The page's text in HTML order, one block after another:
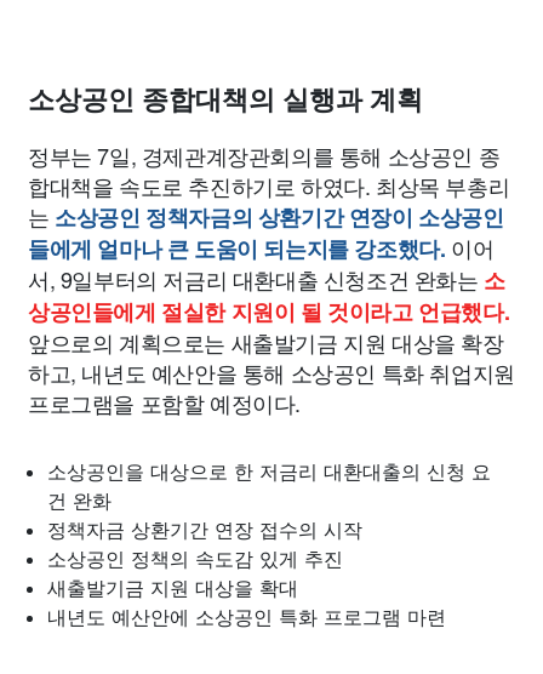
소상공인 종합대책의 실행과 계획
정부는 7일, 경제관계장관회의를 통해 소상공인 종
합대책을 속도로 추진하기로 하였다. 최상목 부총리
는 소상공인 정책자금의 상환기간 연장이 소상공인
들에게 얼마나 큰 도움이 되는지를 강조했다. 이어
서, 9일부터의 저금리 대환대출 신청조건 완화는 소
상공인들에게 절실한 지원이 될 것이라고 언급했다.
앞으로의 계획으로는 새출발기금 지원 대상을 확장
하고, 내년도 예산안을 통해 소상공인 특화 취업지원
프로그램을 포함할 예정이다.
소상공인을 대상으로 한 저금리 대환대출의 신청 요
건 완화
정책자금 상환기간 연장 접수의 시작
소상공인 정책의 속도감 있게 추진
새출발기금 지원 대상을 확대
내년도 예산안에 소상공인 특화 프로그램 마련